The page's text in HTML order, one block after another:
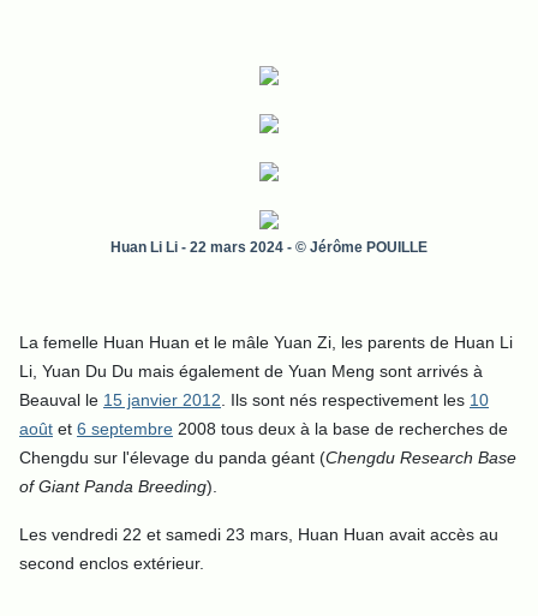
Huan Li Li - 22 mars 2024 - © Jérôme POUILLE
La femelle Huan Huan et le mâle Yuan Zi, les parents de Huan Li
Li, Yuan Du Du mais également de Yuan Meng sont arrivés à
Beauval le 15 janvier 2012 . Ils sont nés respectivement les 10
août et 6 septembre 2008 tous deux à la base de recherches de
Chengdu sur l'élevage du panda géant (Chengdu Research Base
of Giant Panda Breeding).
Les vendredi 22 et samedi 23 mars, Huan Huan avait accès au
second enclos extérieur.